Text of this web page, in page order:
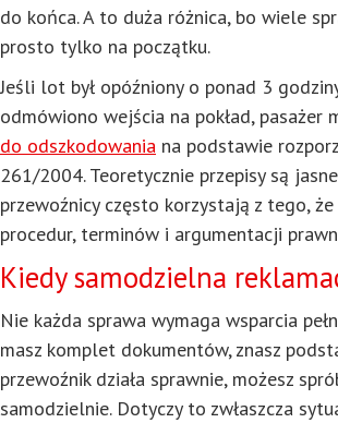
do końca. A to duża różnica, bo wiele
prosto tylko na początku.
Jeśli lot był opóźniony o ponad 3
odmówiono wejścia na pokład, pasażer
do odszkodowania na podstawie
261/2004. Teoretycznie przepisy są
przewoźnicy często korzystają z tego, że
procedur, terminów i argumentacji
Kiedy samodzielna
Nie każda sprawa wymaga wsparcia
masz komplet dokumentów, znasz
przewoźnik działa sprawnie, możesz
samodzielnie. Dotyczy to zwłaszcza